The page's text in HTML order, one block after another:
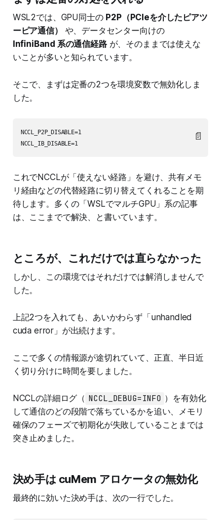
WSL2では、GPU同士の P2P（PCIeを介したピアツ
ーピア通信）
や、データセンター向けの
InfiniBand 系の通信経路が、そのままでは使えな
いことが多いと知られています。
そこで、まずは定番の2つを環境変数で無効化しま
した。
NCCL_P2P_DISABLE=1
NCCL_IB_DISABLE=1
📄
これでNCCLが「使えない経路」を避け、共有メモ
リ経由などの代替経路に切り替えてくれることを期
待します。多くの「WSLでマルチGPU」系の記事
は、ここまでで解決、と書いています。
ところが、これだけでは直らなかった
しかし、この環境ではそれだけでは解消しませんで
した。
上記2つを入れても、あいかわらず「unhandled
cuda error」が出続けます。
ここで多くの情報源が途切れていて、正直、半日近
く切り分けに時間を要しました。
NCCLの詳細ログ（ NCCL_DEBUG=INFO ）を有効化
して通信のどの段階で落ちているかを追い、メモリ
確保のフェーズで初期化が失敗していることまでは
突き止めました。
決め手は cuMem アロケータの無効化
最終的に効いた決め手は、次の一行でした。